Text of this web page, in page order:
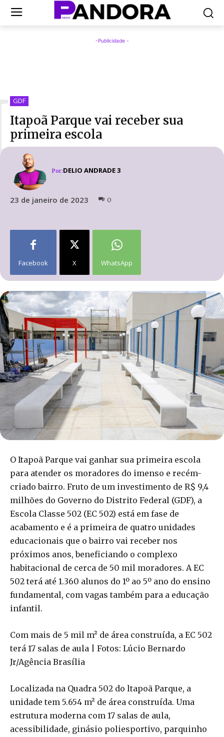
-Publicidade -
GDF
Itapoã Parque vai receber sua
primeira escola
Por:DELIO ANDRADE 3
23 de janeiro de 2023 0
Facebook X WhatsApp
O Itapoã Parque vai ganhar sua primeira escola
para atender os moradores do imenso e recém-
criado bairro. Fruto de um investimento de R$ 9,4
milhões do Governo do Distrito Federal (GDF), a
Escola Classe 502 (EC 502) está em fase de
acabamento e é a primeira de quatro unidades
educacionais que o bairro vai receber nos
próximos anos, beneficiando o complexo
habitacional de cerca de 50 mil moradores. A EC
502 terá até 1.360 alunos do 1º ao 5º ano do ensino
fundamental, com vagas também para a educação
infantil.
Com mais de 5 mil m² de área construída, a EC 502
terá 17 salas de aula | Fotos: Lúcio Bernardo
Jr/Agência Brasília
Localizada na Quadra 502 do ltapoã Parque, a
unidade tem 5.654 m² de área construída. Uma
estrutura moderna com 17 salas de aula,
acessibilidade, ginásio poliesportivo, parquinho